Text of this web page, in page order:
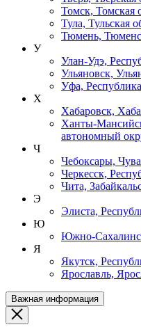
Томск, Томская
Тула, Тульская
Тюмень,
У
Улан-Удэ,
Ульяновск,
Уфа,
Х
Хабаровск,
Ханты-
автономный
Ч
Чебоксары,
Черкесск,
Чита,
Э
Элиста,
Ю
Южно-
Я
Якутск,
Ярославль,
Важная информация